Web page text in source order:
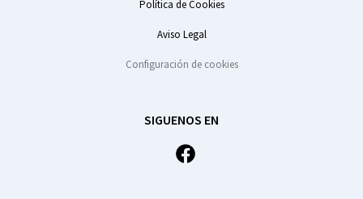
Política de Cookies
Aviso Legal
Configuración de cookies
SIGUENOS EN